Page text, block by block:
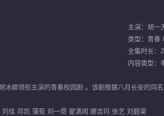
类型：青春
全集时长：
内容类型：
冰卿领衔主演的青春校园剧 。该剧根据八月长安的
佳 邓凯 蒲萄 刘一熤 翟潇闻 娜吉玛 张艺 刘碧渠